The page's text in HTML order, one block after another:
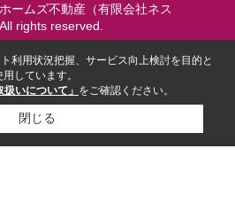
ームズ不動産（有限会社ネス
rights reserved.
利用状況把握、サービス向上検討を目的と
しています。
扱いについて」 をご確認ください。
閉じる